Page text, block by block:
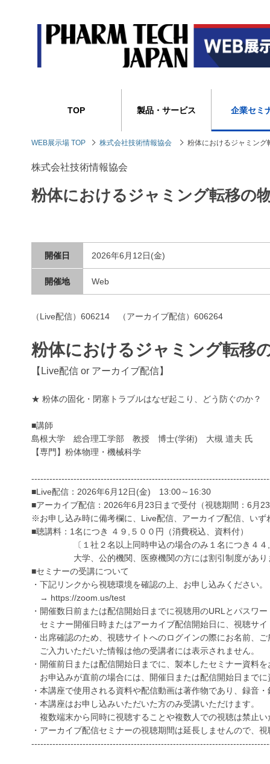
TOP 製品・サービス 企業セミ
WEB展示場 TOP 株式会社技術情報協会 粉体におけるジャミング
株式会社技術情報協会
粉体におけるジャミング転移の
開催日 2026年6月12日(金)
開催地 Web
（Live配信）606214 （アーカイブ配信）606264
粉体におけるジャミング転移
【Live配信 or アーカイブ配信】
★ 粉体の固化・閉塞トラブルはなぜ起こり、どう防ぐのか？
■講師
島根大学 総合理工学部 教授 博士(学術) 大槻 道夫 氏
【専門】粉体物理・機械科学
■Live配信：2026年6月12日(金) 13:00～16:30
■アーカイブ配信：2026年6月23日まで受付（視聴期間：6月
※お申し込み時に備考欄に、Live配信、アーカイブ配信、いず
■聴講料：1名につき ４９,５００円（消費税込、資料付）
〔１社２名以上同時申込の場合のみ１名につき４４,
大学、公的機関、医療機関の方には割引制度がありま
■セミナーの受講について
・下記リンクから視聴環境を確認の上、お申し込みください。
→ https://zoom.us/test
・開催数日前または配信開始日までに視聴用のURLとパスワ
セミナー開催日時またはアーカイブ配信開始日に、視聴サ
・出席確認のため、視聴サイトへのログインの際にお名前、
ご入力いただいた情報は他の受講者には表示されません。
・開催前日または配信開始日までに、製本したセミナー資料
お申込みが直前の場合には、開催日または配信開始日まで
・本講座で使用される資料や配信動画は著作物であり、録音
・本講座はお申し込みいただいた方のみ受講いただけます。
複数端末から同時に視聴することや複数人での視聴は禁止い
・アーカイブ配信セミナーの視聴期間は延長しませんので、